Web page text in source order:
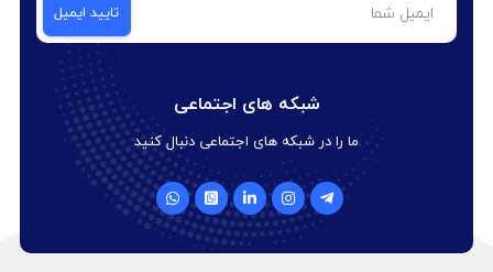
شبکه های اجتماعی
ما را در شبکه های اجتماعی دنبال کنید